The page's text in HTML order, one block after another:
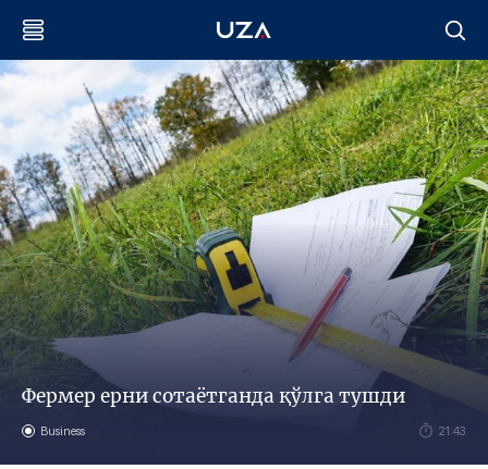
Фермер ерни сотаётганда қўлга тушди
Business 21:43